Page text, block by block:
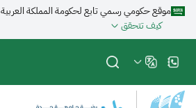
تجاوز
المحتوى
الرئيسي
موقع حكومي رسمي تابع لحكومة المملكة
كيف تتحقق